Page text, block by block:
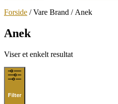
Forside / Vare Brand / Anek
Anek
Viser et enkelt resultat
Filter